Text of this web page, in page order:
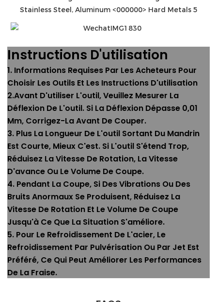
Instructions D'utilisation
1. Informations Requises Par Les Acheteurs Pour
Choisir Les Outils Et Les Instructions D'utilisation
2.Avant D'utiliser L'outil, Veuillez Mesurer La
Déflexion De L'outil. Si La Déflexion Dépasse 0,01
Mm, Corrigez-La Avant De Couper.
3. Plus La Longueur De L'outil Sortant Du Mandrin
Est Courte, Mieux C'est. Si L'outil S'étend Trop,
Réduisez La Vitesse De Rotation, La Vitesse
D'avance Ou Le Volume De Coupe.
4. Pendant La Coupe, Si Des Vibrations Ou Des
Bruits Anormaux Se Produisent, Réduisez La
Vitesse De Rotation Et Le Volume De Coupe
Jusqu'à Ce Que La Situation S'améliore.
5. Pour Le Refroidissement De L'acier, Le
Refroidissement Par Pulvérisation Ou Par Jet Est
Préféré, Ce Qui Peut Améliorer Les Performances
De La Fraise.